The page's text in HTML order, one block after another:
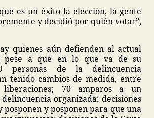
es un éxito la elección, la gente
y decidió por quién votar”,
quienes aún defienden al actual
pese a que en lo que va de su
personas de la delincuencia
tenido cambios de medida, entre
liberaciones; 70 amparos a un
organizada; decisiones
posponen y posponen para que una